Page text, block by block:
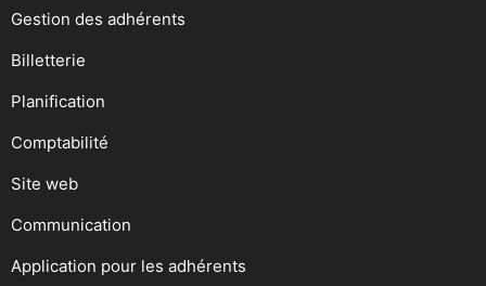
Gestion des adhérents
Billetterie
Planification
Comptabilité
Site web
Communication
Application pour les adhérents